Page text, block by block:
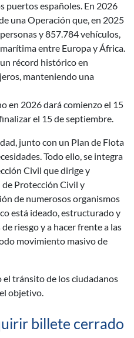
puertos españoles. En 2026
una Operación que, en 2025
y 857.784 vehículos,
entre Europa y África.
récord histórico en
manteniendo una
en 2026 dará comienzo el 15
el 15 de septiembre.
junto con un Plan de Flota
Todo ello, se integra
Civil que dirige y
Protección Civil y
de numerosos organismos
está ideado, estructurado y
riesgo y a hacer frente a las
movimiento masivo de
tránsito de los ciudadanos
objetivo.
billete cerrado